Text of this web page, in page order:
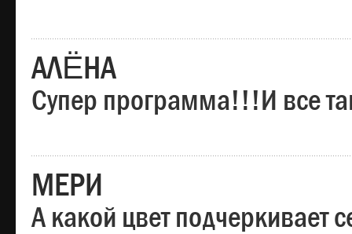
АЛЁНА
Супер программа!!!И все
МЕРИ
А какой цвет подчеркивает